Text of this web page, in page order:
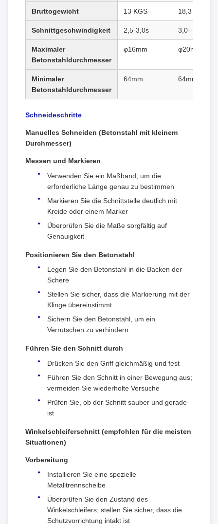
Bruttogewicht 13 KGS 18,3 KGS
Schnittgeschwindigkeit 2,5-3,0s 3,0--3,5s
Maximaler
Betonstahldurchmesser
φ16mm φ20mm
Minimaler
Betonstahldurchmesser
64mm 64mm
Schneideschritte
Manuelles Schneiden (Betonstahl mit kleinem
Durchmesser)
Messen und Markieren
Verwenden Sie ein Maßband, um die
erforderliche Länge genau zu bestimmen
Markieren Sie die Schnittstelle deutlich mit
Kreide oder einem Marker
Überprüfen Sie die Maße sorgfältig auf
Genauigkeit
Positionieren Sie den Betonstahl
Legen Sie den Betonstahl in die Backen der
Schere
Stellen Sie sicher, dass die Markierung mit der
Klinge übereinstimmt
Sichern Sie den Betonstahl, um ein
Verrutschen zu verhindern
Führen Sie den Schnitt durch
Drücken Sie den Griff gleichmäßig und fest
Führen Sie den Schnitt in einer Bewegung aus;
vermeiden Sie wiederholte Versuche
Prüfen Sie, ob der Schnitt sauber und gerade
ist
Winkelschleiferschnitt (empfohlen für die meisten
Situationen)
Vorbereitung
Installieren Sie eine spezielle
Metalltrennscheibe
Überprüfen Sie den Zustand des
Winkelschleifers; stellen Sie sicher, dass die
Schutzvorrichtung intakt ist